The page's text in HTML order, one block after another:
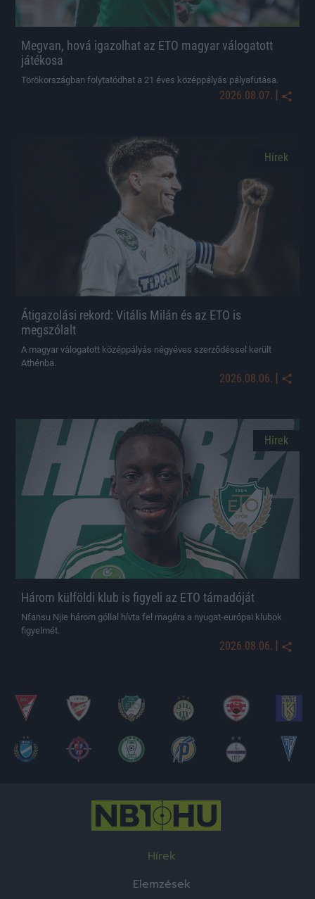
Megvan, hová igazolhat az ETO magyar válogatott
játékosa
Törökországban folytatódhat a 21 éves középpályás pályafutása.
2026.08.07.
Hírek
Átigazolási rekord: Vitális Milán és az ETO is
megszólalt
A magyar válogatott középpályás négyéves szerződéssel került
Athénba.
2026.08.06. |
Hírek
Három külföldi klub is figyeli az ETO támadóját
Nfansu Njie három góllal hívta fel magára a nyugat-európai klubok
figyelmét.
2026.08.06. |
Hírek
Elemzések